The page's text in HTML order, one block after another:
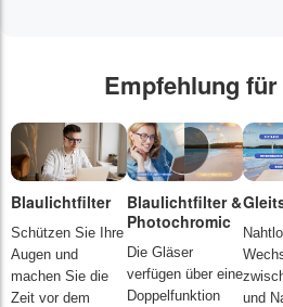
Empfehlung
Blaulichtfilter
Schützen Sie Ihre
Augen und
machen Sie die
Zeit vor dem
Blaulichtfilter &
Photochromic
Die Gläser
verfügen über eine
Doppelfunktion
und